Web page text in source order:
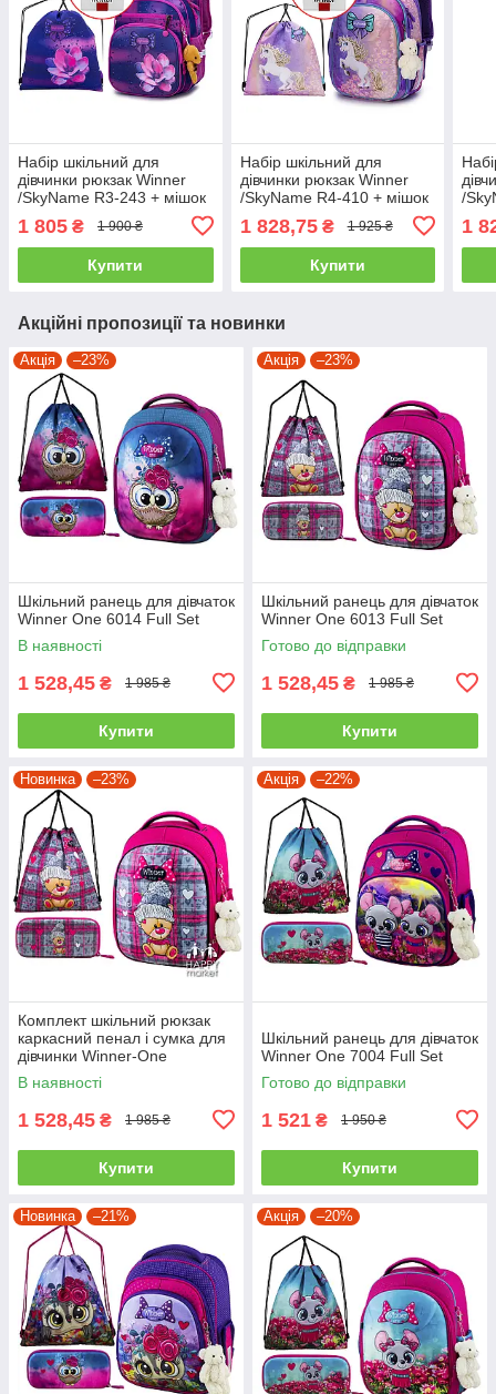
Набір шкільний для
дівчинки рюкзак Winner
/SkyName R3-243 + мішок
пенал у подарунок)
1 805 ₴ 1 900 ₴
Купити
Набір шкільний для
дівчинки рюкзак Winner
/SkyName R4-410 + мішок
пенал у подарунок)
1 828,75₴ 1 925 ₴
Купити
/
1
Акційні пропозиції та новинки
Акція –23%
Шкільний ранець для дівчаток
Winner One 6014 Full Set
В наявності
1 528,45 ₴ 1 985 ₴
Купити
Акція –23%
Шкільний ранець для дівчаток
Winner One 6013 Full Set
Готово до відправки
1 528,45 ₴ 1 985 ₴
Купити
Новинка –23%
Комплект шкільний рюкзак
каркасний пенал і сумка для
дівчинки Winner-One
Ведмедик 6013
В наявності
1 528,45 ₴ 1 985 ₴
Купити
Акція –22%
Шкільний ранець для дівчаток
Winner One 7004 Full Set
Готово до відправки
1 521 ₴ 1 950 ₴
Купити
Новинка –21% Акція –20%